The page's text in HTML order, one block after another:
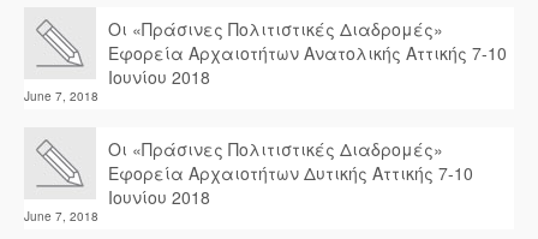
Οι «Πράσινες Πολιτιστικές Διαδρομές»
Εφορεία Αρχαιοτήτων Ανατολικής Αττικής 7-10
Ιουνίου 2018
June 7, 2018
Οι «Πράσινες Πολιτιστικές Διαδρομές»
Εφορεία Αρχαιοτήτων Δυτικής Αττικής 7-10
Ιουνίου 2018
June 7, 2018